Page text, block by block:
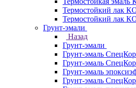
Термостойкий лак
Термостойкий лак
Грунт-эмали
Назад
Грунт-эмали
Грунт-эмаль
Грунт-эмаль
Грунт-эмаль
Грунт-эмаль